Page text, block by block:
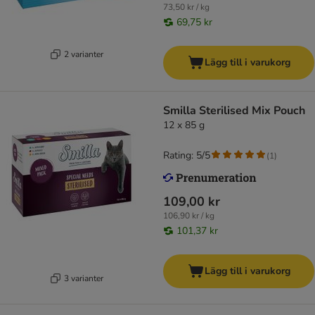
2 varianter
73,50 kr / kg
69,75 kr
Lägg till i varukorg
3 varianter
Smilla Sterilised Mix Pouch
12 x 85 g
109,00 kr
106,90 kr / kg
101,37 kr
Rating: 5/5 (1)
Lägg till i varukorg